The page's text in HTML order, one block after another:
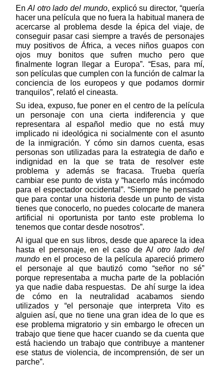
En Al otro lado del mundo, explicó su director, “quería
hacer una película que no fuera la habitual manera de
acercarse al problema desde la épica del viaje, de
conseguir pasar casi siempre a través de personajes
muy positivos de África, a veces niños guapos con
ojos muy bonitos que sufren mucho pero que
finalmente logran llegar a Europa”. “Esas, para mí,
son películas que cumplen con la función de calmar la
conciencia de los europeos y que podamos dormir
tranquilos”, relató el cineasta.
Su idea, expuso, fue poner en el centro de la película
un personaje con una cierta indiferencia y que
representara al español medio que no está muy
implicado ni ideológica ni socialmente con el asunto
de la inmigración. Y cómo sin darnos cuenta, esas
personas son utilizadas para la estrategia de daño e
indignidad en la que se trata de resolver este
problema y además se fracasa. Trueba quería
cambiar ese punto de vista y “hacerlo más incómodo
para el espectador occidental”. “Siempre he pensado
que para contar una historia desde un punto de vista
tienes que conocerlo, no puedes colocarte de manera
artificial ni oportunista por tanto este problema lo
tenemos que contar desde nosotros”.
Al igual que en sus libros, desde que aparece la idea
hasta el personaje, en el caso de Al otro lado del
mundo en el proceso de la película apareció primero
el personaje al que bautizó como “señor no sé”
porque representaba a mucha parte de la población
ya que nadie daba respuestas.  De ahí surge la idea
de cómo en la neutralidad acabamos siendo
utilizados y “el personaje que interpreta Vito es
alguien así, que no tiene una gran idea de lo que es
ese problema migratorio y sin embargo le ofrecen un
trabajo que tiene que hacer cuando se da cuenta que
está haciendo un trabajo que contribuye a mantener
ese status de violencia, de incomprensión, de ser un
parche”.